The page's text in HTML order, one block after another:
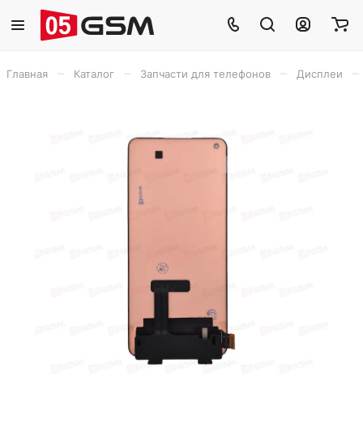
Главная Каталог Запчасти для телефонов Дисплеи